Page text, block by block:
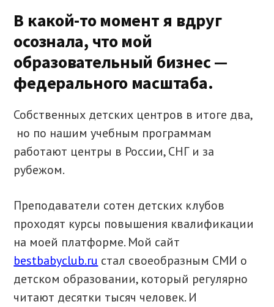
В какой-то момент я вдруг
осознала, что мой
образовательный бизнес —
федерального масштаба.
Собственных детских центров в итоге два,
но по нашим учебным программам
работают центры в России, СНГ и за
рубежом.
Преподаватели сотен детских клубов
проходят курсы повышения квалификации
на моей платформе. Мой сайт
bestbabyclub.ru стал своеобразным СМИ о
детском образовании, который регулярно
читают десятки тысяч человек. И